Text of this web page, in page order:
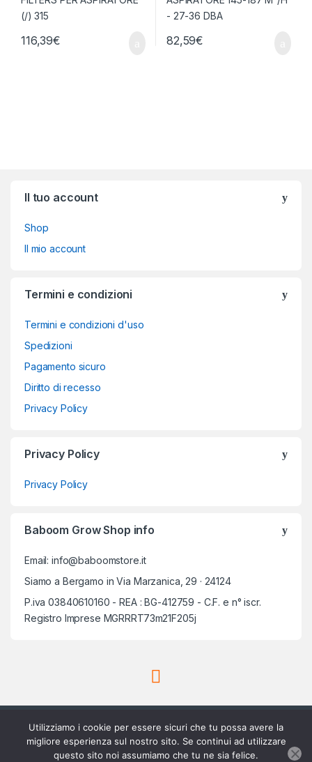
116,39€ 82,59€
Il tuo account
Shop
Il mio account
Termini e condizioni
Termini e condizioni d'uso
Spedizioni
Pagamento sicuro
Diritto di recesso
Privacy Policy
Privacy Policy
Privacy Policy
Baboom Grow Shop info
Email: info@baboomstore.it
Siamo a Bergamo in Via Marzanica, 29 · 24124
P.iva 03840610160 - REA : BG-412759 - C.F. e n° iscr.
Registro Imprese MGRRRT73m21F205j
Scrivici su Whatsapp
Utilizziamo i cookie per essere sicuri che tu possa avere la
migliore esperienza sul nostro sito. Se continui ad utilizzare
questo sito noi assumiamo che tu ne sia felice.